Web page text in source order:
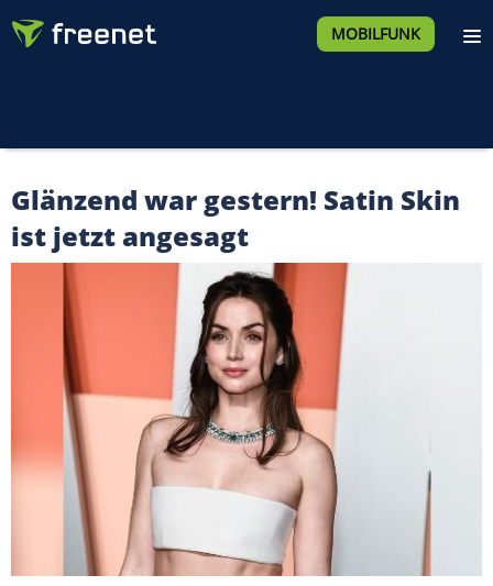
MOBILFUNK
Glänzend war gestern! Satin Skin
ist jetzt angesagt